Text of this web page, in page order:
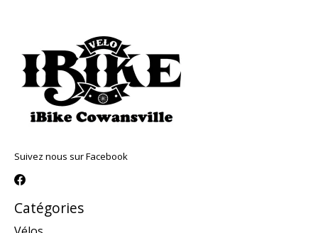
Suivez nous sur Facebook
Catégories